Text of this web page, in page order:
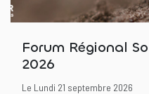
Forum Régional
2026
Le Lundi 21 septembre 2026